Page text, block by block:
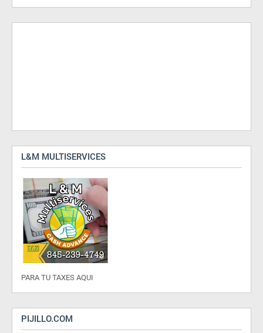
L&M MULTISERVICES
PARA TU TAXES AQUI
PIJILLO.COM